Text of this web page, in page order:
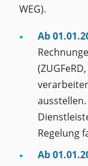
WEG).
Ab
Regelung
Ab